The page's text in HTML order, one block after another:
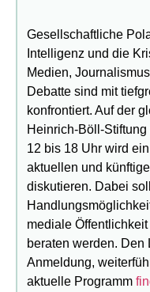
Gesellschaftliche
Intelligenz und die
Medien,
Debatte sind mit
konfrontiert. Auf der
Heinrich-Böll-
12 bis 18 Uhr wird
aktuellen und
diskutieren. Dabei
mediale
beraten werden. Den
Anmeldung,
aktuelle Programm